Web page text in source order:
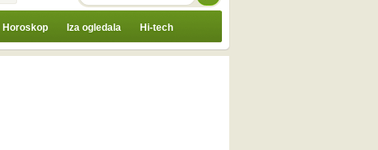
Horoskop Iza ogledala Hi-tech